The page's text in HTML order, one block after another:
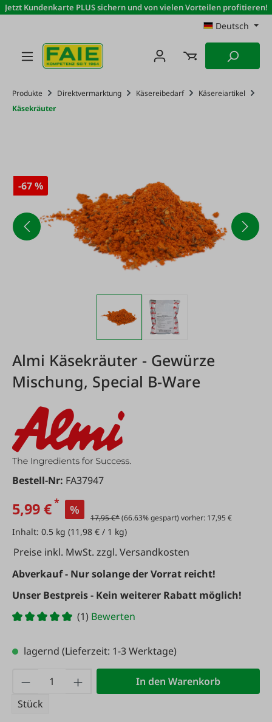
Zum Hauptinhalt springen
Jetzt Kundenkarte PLUS sichern und von vielen Vorteilen profitieren!
Deutsch
Produkte Direktvermarktung Käsereibedarf
Käsereiartikel
Käsekräuter
-67 %
Almi Käsekräuter - Gewürze
Mischung, Special B-Ware
Bestell-Nr: FA37947
5,99 €* %
17,95 €*(66.63% gespart) vorher: 17,95 €
Inhalt: 0.5 kg (11,98 € / 1 kg)
Preise inkl. MwSt. zzgl. Versandkosten
Abverkauf - Nur solange der Vorrat reicht!
Unser Bestpreis - Kein weiterer Rabatt möglich!
(1) Bewerten
lagernd (Lieferzeit: 1-3 Werktage)
Produkt Anzahl: Gib den gewünschten
Stück
In den Warenkorb